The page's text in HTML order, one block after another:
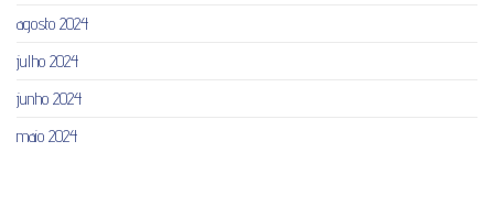
agosto 2024
julho 2024
junho 2024
maio 2024